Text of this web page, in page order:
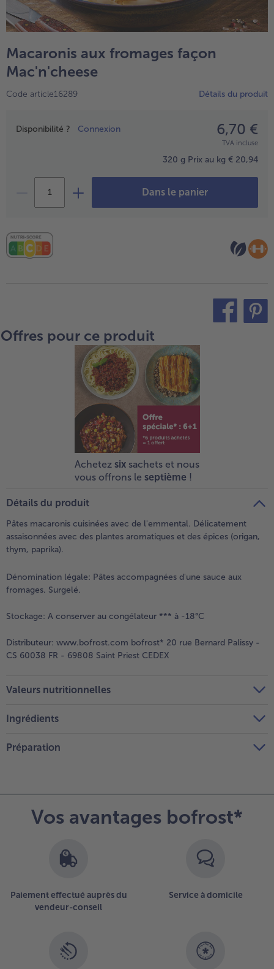
TousPlats cuisinés
Boulangerie & Pâtisserie
TousBoulangerie & Pâtisserie
TousEntrées, Apéritifs & Snacks
Produits non surgelés
TousProduits non surgelés
Macaronis aux fromages façon
Mac'n'cheese
Code article16289 Détails du produit
Prix
Disponibilité ? Connexion 6,70 €
TVA incluse
320 g Prix au kg € 20,94
Dans le panier
Offres pour ce produit
Achetez six sachets et nous
vous offrons le septième !
Détails du produit
Pâtes macaronis cuisinées avec de l'emmental. Délicatement
assaisonnées avec des plantes aromatiques et des épices (origan,
thym, paprika).
Dénomination légale: Pâtes accompagnées d'une sauce aux
fromages. Surgelé.
Stockage: A conserver au congélateur *** à -18°C
Distributeur: www.bofrost.com bofrost* 20 rue Bernard Palissy -
CS 60038 FR - 69808 Saint Priest CEDEX
Valeurs nutritionnelles
Ingrédients
Préparation
Vos avantages bofrost*
Paiement effectué auprès du
vendeur-conseil
Service à domicile